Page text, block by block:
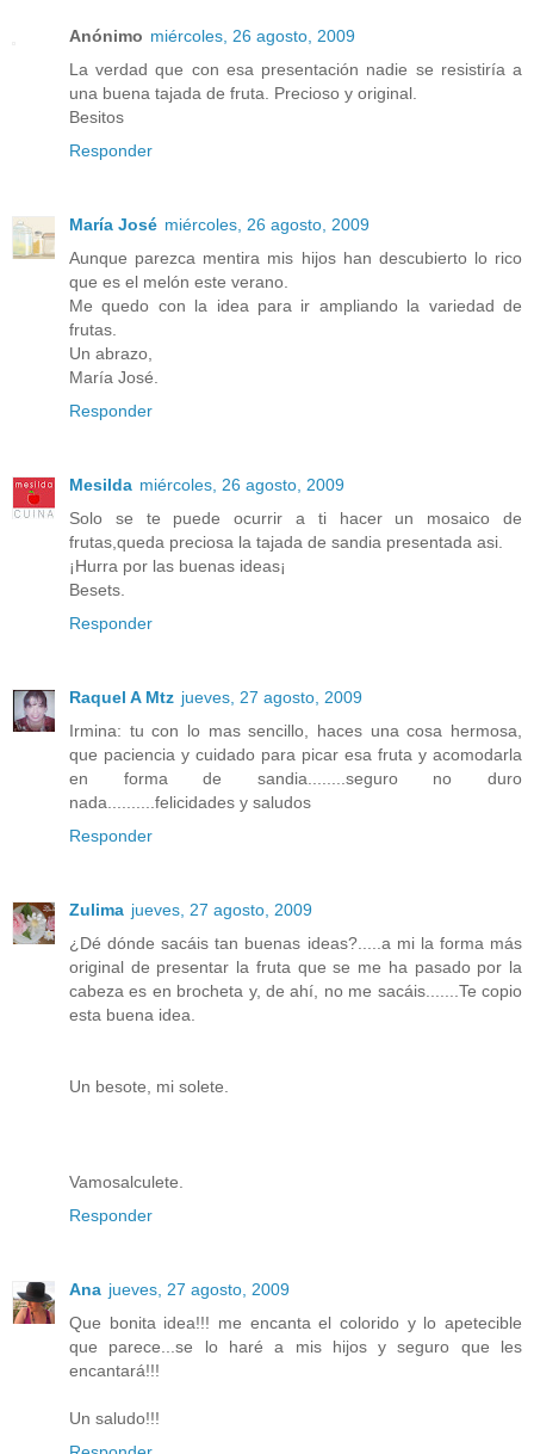
Anónimo miércoles, 26 agosto, 2009
La verdad que con esa presentación nadie se resistiría a
una buena tajada de fruta. Precioso y original.
Besitos
Responder
María José miércoles, 26 agosto, 2009
Aunque parezca mentira mis hijos han descubierto lo rico
que es el melón este verano.
Me quedo con la idea para ir ampliando la variedad de
frutas.
Un abrazo,
María José.
Responder
Mesilda miércoles, 26 agosto, 2009
Solo se te puede ocurrir a ti hacer un mosaico de
frutas,queda preciosa la tajada de sandia presentada asi.
¡Hurra por las buenas ideas¡
Besets.
Responder
Raquel A Mtz jueves, 27 agosto, 2009
Irmina: tu con lo mas sencillo, haces una cosa hermosa,
que paciencia y cuidado para picar esa fruta y acomodarla
en forma de sandia........seguro no duro
nada..........felicidades y saludos
Responder
Zulima jueves, 27 agosto, 2009
¿Dé dónde sacáis tan buenas ideas?.....a mi la forma más
original de presentar la fruta que se me ha pasado por la
cabeza es en brocheta y, de ahí, no me sacáis.......Te copio
esta buena idea.
Un besote, mi solete.
Vamosalculete.
Responder
Ana jueves, 27 agosto, 2009
Que bonita idea!!! me encanta el colorido y lo apetecible
que parece...se lo haré a mis hijos y seguro que les
encantará!!!
Un saludo!!!